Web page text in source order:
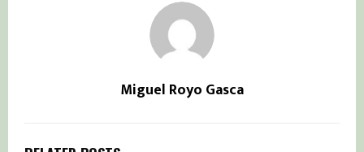
Miguel Royo Gasca